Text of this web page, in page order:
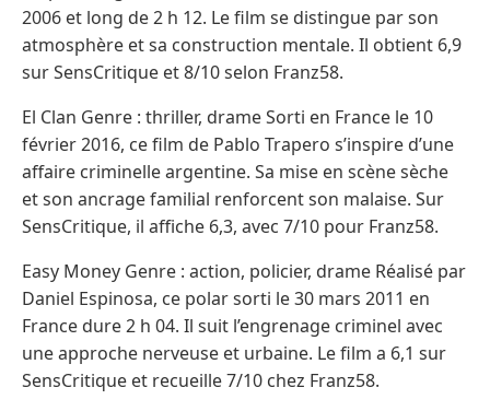
2006 et long de 2 h 12. Le film se distingue par son
atmosphère et sa construction mentale. Il obtient 6,9
sur SensCritique et 8/10 selon Franz58.
El Clan Genre : thriller, drame Sorti en France le 10
février 2016, ce film de Pablo Trapero s’inspire d’une
affaire criminelle argentine. Sa mise en scène sèche
et son ancrage familial renforcent son malaise. Sur
SensCritique, il affiche 6,3, avec 7/10 pour Franz58.
Easy Money Genre : action, policier, drame Réalisé par
Daniel Espinosa, ce polar sorti le 30 mars 2011 en
France dure 2 h 04. Il suit l’engrenage criminel avec
une approche nerveuse et urbaine. Le film a 6,1 sur
SensCritique et recueille 7/10 chez Franz58.